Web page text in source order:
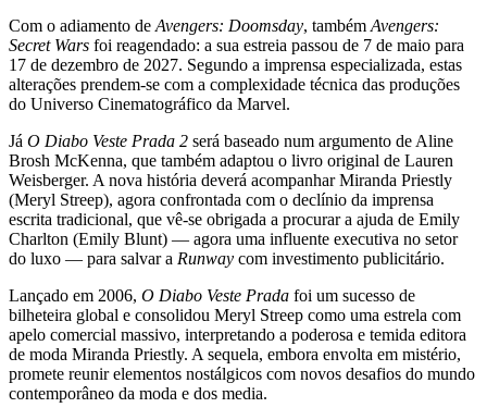
Com o adiamento de Avengers: Doomsday, também Avengers:
Secret Wars foi reagendado: a sua estreia passou de 7 de maio para
17 de dezembro de 2027. Segundo a imprensa especializada, estas
alterações prendem-se com a complexidade técnica das produções
do Universo Cinematográfico da Marvel.
Já O Diabo Veste Prada 2 será baseado num argumento de Aline
Brosh McKenna, que também adaptou o livro original de Lauren
Weisberger. A nova história deverá acompanhar Miranda Priestly
(Meryl Streep), agora confrontada com o declínio da imprensa
escrita tradicional, que vê-se obrigada a procurar a ajuda de Emily
Charlton (Emily Blunt) — agora uma influente executiva no setor
do luxo — para salvar a Runway com investimento publicitário.
Lançado em 2006, O Diabo Veste Prada foi um sucesso de
bilheteira global e consolidou Meryl Streep como uma estrela com
apelo comercial massivo, interpretando a poderosa e temida editora
de moda Miranda Priestly. A sequela, embora envolta em mistério,
promete reunir elementos nostálgicos com novos desafios do mundo
contemporâneo da moda e dos media.